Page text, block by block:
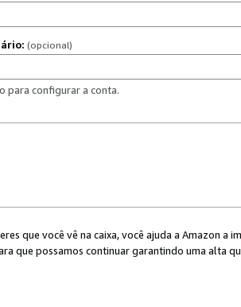
(opcional)
para configurar a conta.
que você vê na caixa, você ajuda a Amazon
que possamos continuar garantindo uma alta